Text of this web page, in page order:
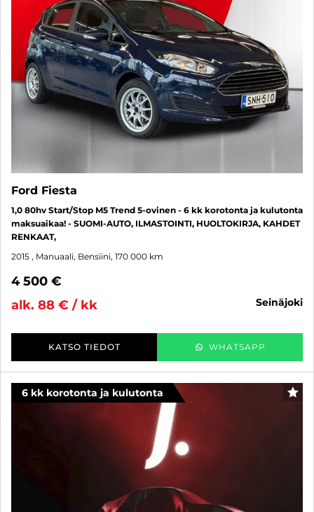
Ford Fiesta
1,0 80hv Start/Stop M5 Trend 5-ovinen - 6 kk korotonta ja kulutonta
maksuaikaa! - SUOMI-AUTO, ILMASTOINTI, HUOLTOKIRJA, KAHDET
RENKAAT,
2015 , Manuaali, Bensiini, 170 000 km
4 500 €
alk. 88 € / kk
seinäjoki
KATSO TIEDOT WHATSAPP
6 kk korotonta ja kulutonta